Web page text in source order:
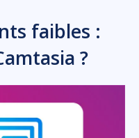
faibles :
?